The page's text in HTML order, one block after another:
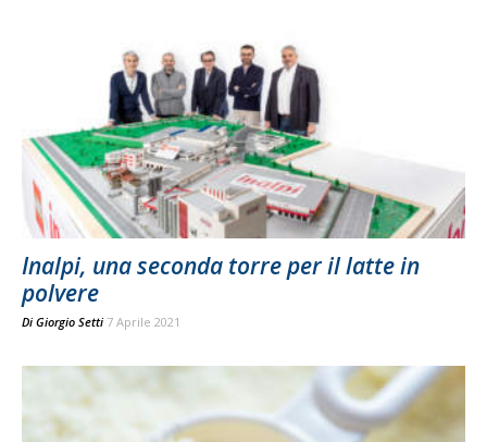
Inalpi, una seconda torre per il latte in
polvere
Di Giorgio Setti 7 Aprile 2021